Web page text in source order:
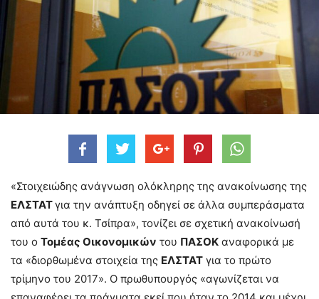
«Στοιχειώδης ανάγνωση ολόκληρης της ανακοίνωσης της
ΕΛΣΤΑΤγια την ανάπτυξη οδηγεί σε άλλα συμπεράσματα
από αυτά του κ. Τσίπρα», τονίζει σε σχετική ανακοίνωσή
του ο Τομέας Οικονομικών του ΠΑΣΟΚ αναφορικά με
τα «διορθωμένα στοιχεία της ΕΛΣΤΑΤ για το πρώτο
τρίμηνο του 2017». Ο πρωθυπουργός «αγωνίζεται να